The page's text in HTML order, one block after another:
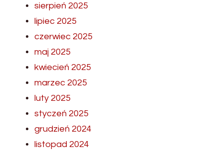
sierpień 2025
lipiec 2025
czerwiec 2025
maj 2025
kwiecień 2025
marzec 2025
luty 2025
styczeń 2025
grudzień 2024
listopad 2024